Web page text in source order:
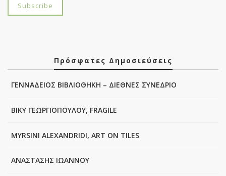
Πρόσφατες Δημοσιεύσεις
ΓΕΝΝΑΔΕΙΟΣ ΒΙΒΛΙΟΘΗΚΗ – ΔΙΕΘΝΕΣ ΣΥΝΕΔΡΙΟ
ΒΙΚΥ ΓΕΩΡΓΙΟΠΟΥΛΟΥ, FRAGILE
MYRSINI ALEXANDRIDI, ART ON TILES
ΑΝΑΣΤΑΣΗΣ ΙΩΑΝΝΟΥ